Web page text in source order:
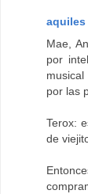
aquiles
Mae,
por
por las
Terox:
de